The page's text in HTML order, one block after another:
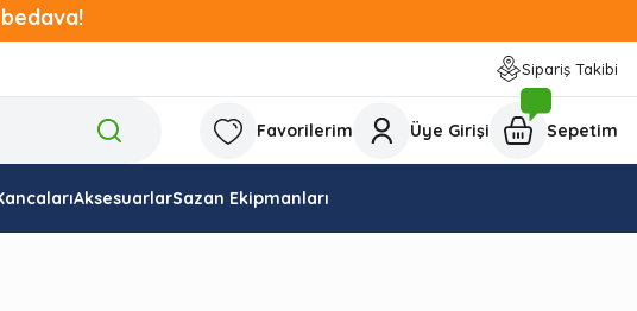
Sipariş Takibi
Favorilerim Üye Girişi Sepetim
AksesuarlarSazan Ekipmanları